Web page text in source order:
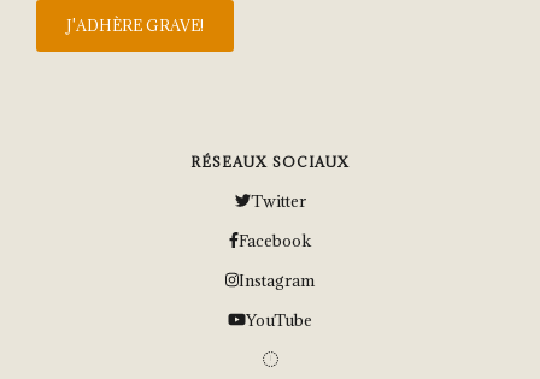
RÉSEAUX SOCIAUX
Twitter
Facebook
Instagram
YouTube